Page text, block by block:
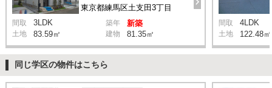
東京都練馬区土支田3丁目
間取 3LDK 築年 新築
土地 83.59㎡ 建物 81.35㎡
間取 4LDK
土地 122.48㎡
同じ学区の物件はこちら